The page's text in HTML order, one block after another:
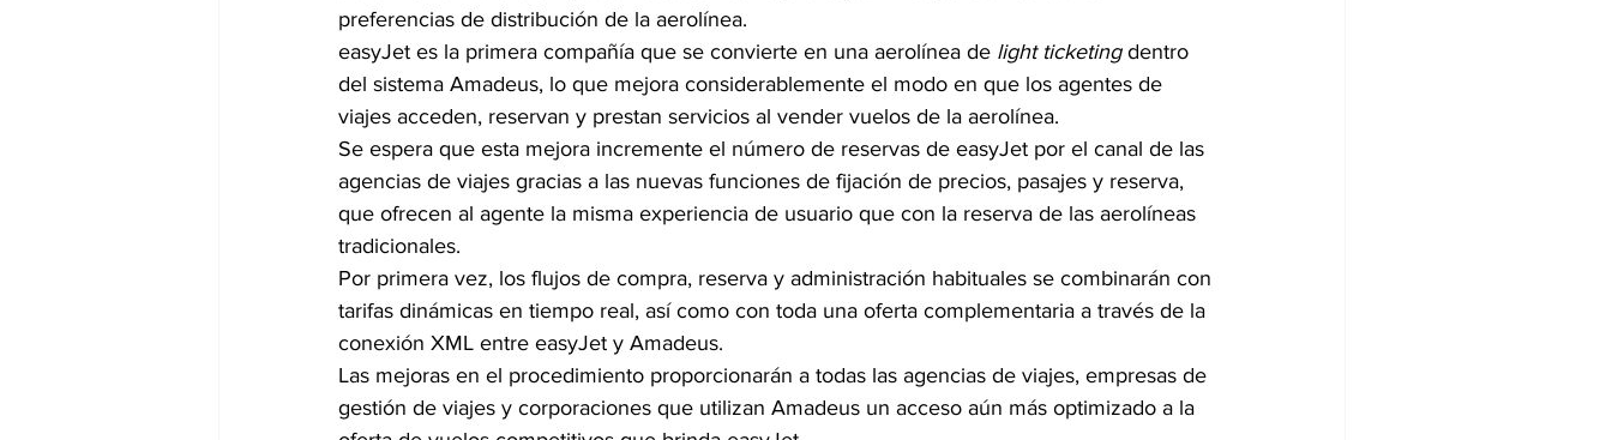
preferencias de distribución de la aerolínea.
easyJet es la primera compañía que se convierte en una aerolínea de light ticketing dentro
del sistema Amadeus, lo que mejora considerablemente el modo en que los agentes de
viajes acceden, reservan y prestan servicios al vender vuelos de la aerolínea.
Se espera que esta mejora incremente el número de reservas de easyJet por el canal de las
agencias de viajes gracias a las nuevas funciones de fijación de precios, pasajes y reserva,
que ofrecen al agente la misma experiencia de usuario que con la reserva de las aerolíneas
tradicionales.
Por primera vez, los flujos de compra, reserva y administración habituales se combinarán con
tarifas dinámicas en tiempo real, así como con toda una oferta complementaria a través de la
conexión XML entre easyJet y Amadeus.
Las mejoras en el procedimiento proporcionarán a todas las agencias de viajes, empresas de
gestión de viajes y corporaciones que utilizan Amadeus un acceso aún más optimizado a la